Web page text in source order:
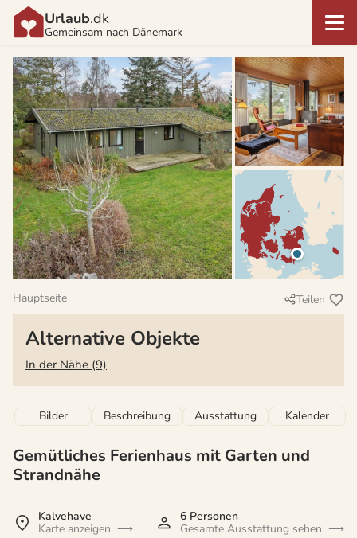
Urlaub.dk
Gemeinsam nach Dänemark
Hauptseite Teilen
Alternative Objekte
In der Nähe (9)
Bilder Beschreibung Ausstattung Kalender
Gemütliches Ferienhaus mit Garten und
Strandnähe
Kalvehave
Karte anzeigen
6 Personen
Gesamte Ausstattung sehen